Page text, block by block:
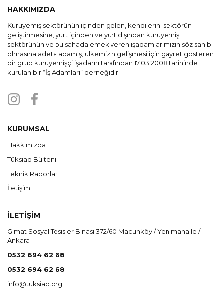
HAKKIMIZDA
Kuruyemiş sektörünün içinden gelen, kendilerini sektörün
geliştirmesine, yurt içinden ve yurt dışından kuruyemiş
sektörünün ve bu sahada emek veren işadamlarımızın söz sahibi
olmasına adeta adamış, ülkemizin gelişmesi için gayret gösteren
bir grup kuruyemişçi işadamı tarafından 17.03.2008 tarihinde
kurulan bir “İş Adamları” derneğidir.
KURUMSAL
Hakkımızda
Tüksiad Bülteni
Teknik Raporlar
İletişim
İLETİŞİM
Gimat Sosyal Tesisler Binası 372/60 Macunköy / Yenimahalle /
Ankara
0532 694 62 68
0532 694 62 68
info@tuksiad.org